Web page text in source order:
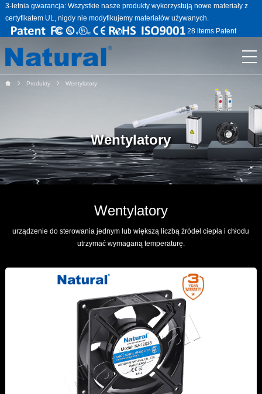
3-letnia gwarancja: Wszystkie nasze produkty wykorzystują nowe materiały z
certyfikatem UL, nigdy nie modyfikujemy materiałów używanych.
28 items Patent
Produkty Wentylatory
Wentylatory
Wentylatory
urządzenie do sterowania jednym lub większą liczbą źródeł ciepła i chłodu
utrzymać wymaganą temperaturę.